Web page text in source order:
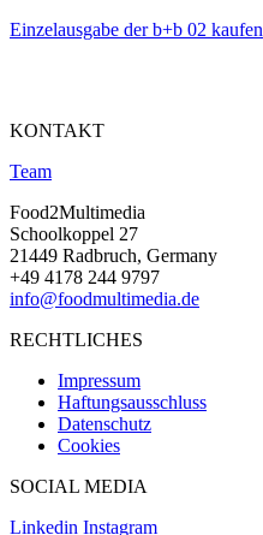
Einzelausgabe der b+b 02 kaufen
KONTAKT
Team
Food2Multimedia
Schoolkoppel 27
21449 Radbruch, Germany
+49 4178 244 9797
info@foodmultimedia.de
RECHTLICHES
Impressum
Haftungsausschluss
Datenschutz
Cookies
SOCIAL MEDIA
Linkedin Instagram